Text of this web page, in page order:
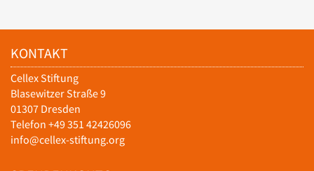
KONTAKT
Cellex Stiftung
Blasewitzer Straße 9
01307 Dresden
Telefon +49 351 42426096
info@cellex-stiftung.org